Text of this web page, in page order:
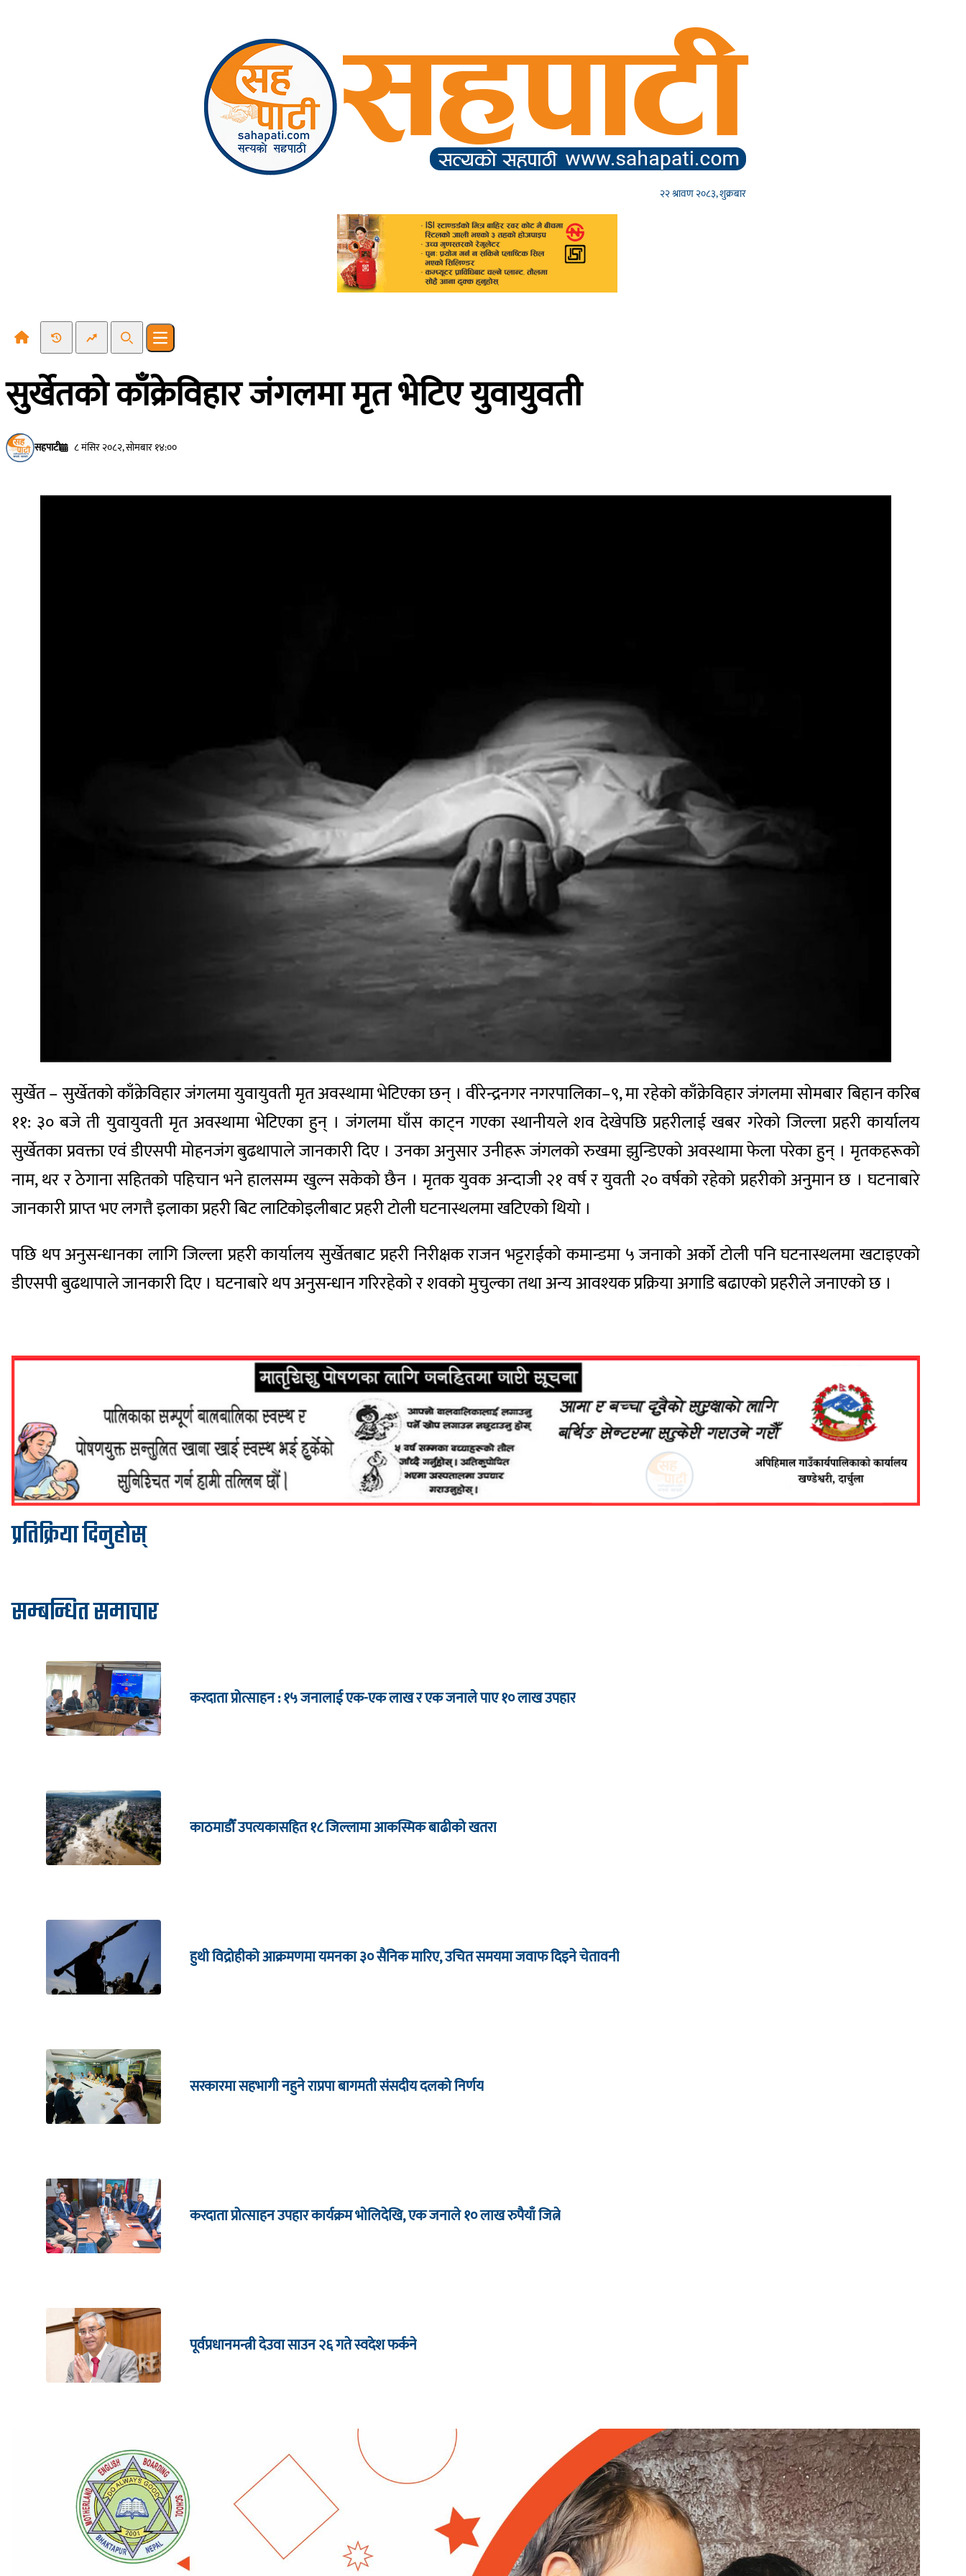
२२ श्रावण २०८३, शुक्रबार
Recent NewsTrending News
SearchOpen main menu
सुर्खेतको काँक्रेविहार जंगलमा मृत भेटिए युवायुवती
सहपाटी ८ मंसिर २०८२, सोमबार १४:००
सुर्खेत – सुर्खेतको काँक्रेविहार जंगलमा युवायुवती मृत अवस्थामा भेटिएका छन् । वीरेन्द्रनगर नगरपालिका–९, मा रहेको काँक्रेविहार जंगलमा सोमबार बिहान करिब
११: ३० बजे ती युवायुवती मृत अवस्थामा भेटिएका हुन् । जंगलमा घाँस काट्न गएका स्थानीयले शव देखेपछि प्रहरीलाई खबर गरेको जिल्ला प्रहरी कार्यालय
सुर्खेतका प्रवक्ता एवं डीएसपी मोहनजंग बुढथापाले जानकारी दिए । उनका अनुसार उनीहरू जंगलको रुखमा झुन्डिएको अवस्थामा फेला परेका हुन् । मृतकहरूको
नाम, थर र ठेगाना सहितको पहिचान भने हालसम्म खुल्न सकेको छैन । मृतक युवक अन्दाजी २१ वर्ष र युवती २० वर्षको रहेको प्रहरीको अनुमान छ । घटनाबारे
जानकारी प्राप्त भए लगत्तै इलाका प्रहरी बिट लाटिकोइलीबाट प्रहरी टोली घटनास्थलमा खटिएको थियो ।
पछि थप अनुसन्धानका लागि जिल्ला प्रहरी कार्यालय सुर्खेतबाट प्रहरी निरीक्षक राजन भट्टराईको कमान्डमा ५ जनाको अर्को टोली पनि घटनास्थलमा खटाइएको
डीएसपी बुढथापाले जानकारी दिए । घटनाबारे थप अनुसन्धान गरिरहेको र शवको मुचुल्का तथा अन्य आवश्यक प्रक्रिया अगाडि बढाएको प्रहरीले जनाएको छ ।
प्रतिक्रिया दिनुहोस्
सम्बन्धित समाचार
करदाता प्रोत्साहन : १५ जनालाई एक-एक लाख र एक जनाले पाए १० लाख उपहार
काठमाडौँ उपत्यकासहित १८ जिल्लामा आकस्मिक बाढीको खतरा
हुथी विद्रोहीको आक्रमणमा यमनका ३० सैनिक मारिए, उचित समयमा जवाफ दिइने चेतावनी
सरकारमा सहभागी नहुने राप्रपा बागमती संसदीय दलको निर्णय
करदाता प्रोत्साहन उपहार कार्यक्रम भाेलिदेखि, एक जनाले १० लाख रुपैयाँ जित्ने
पूर्वप्रधानमन्त्री देउवा साउन २६ गते स्वदेश फर्कने